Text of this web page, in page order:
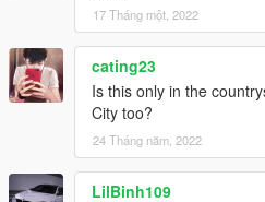
17 Tháng một, 2022
cating23
Is this only in the
City too?
24 Tháng năm, 2022
LilBinh109